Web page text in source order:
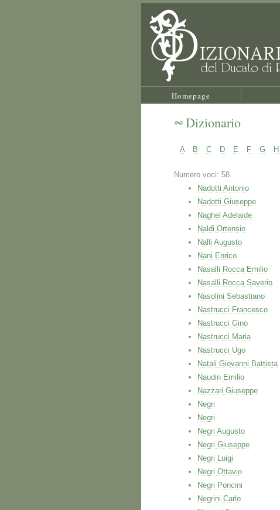
Homepage
Dizionario
A B C D E F G H
Numero voci: 58.
Nadotti Antonio
Nadotti Giuseppe
Naghel Adelaide
Naldi Ortensio
Nalli Augusto
Nani Enrico
Nasalli Rocca Emilio
Nasalli Rocca Saverio
Nasolini Sebastiano
Nastrucci Francesco
Nastrucci Gino
Nastrucci Maria
Nastrucci Ugo
Natali Giovanni Battista
Naudin Emilio
Nazzari Giuseppe
Negri
Negri
Negri Augusto
Negri Giuseppe
Negri Luigi
Negri Ottavio
Negri Poncini
Negrini Carlo